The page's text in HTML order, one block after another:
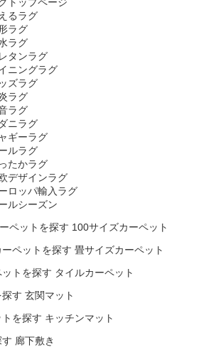
るラグ
ラグ
ラグ
タンラグ
ニングラグ
ズラグ
ラグ
ラグ
ニラグ
ギーラグ
ルラグ
たかラグ
デザインラグ
ロッパ輸入ラグ
ルシーズン
100サイズカーペット
畳サイズカーペット
タイルカーペット
玄関マット
キッチンマット
廊下敷き